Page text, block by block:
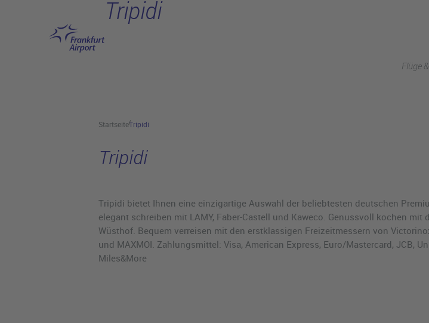
Flüge
Tripidi
StartseiteTripidi
Tripidi
Tripidi bietet Ihnen eine einzigartige Auswahl der beliebtesten deutschen
elegant schreiben mit LAMY, Faber-Castell und Kaweco. Genussvoll kochen
Wüsthof. Bequem verreisen mit den erstklassigen Freizeitmessern von
und MAXMOI. Zahlungsmittel: Visa, American Express, Euro/Mastercard, JCB,
Miles&More